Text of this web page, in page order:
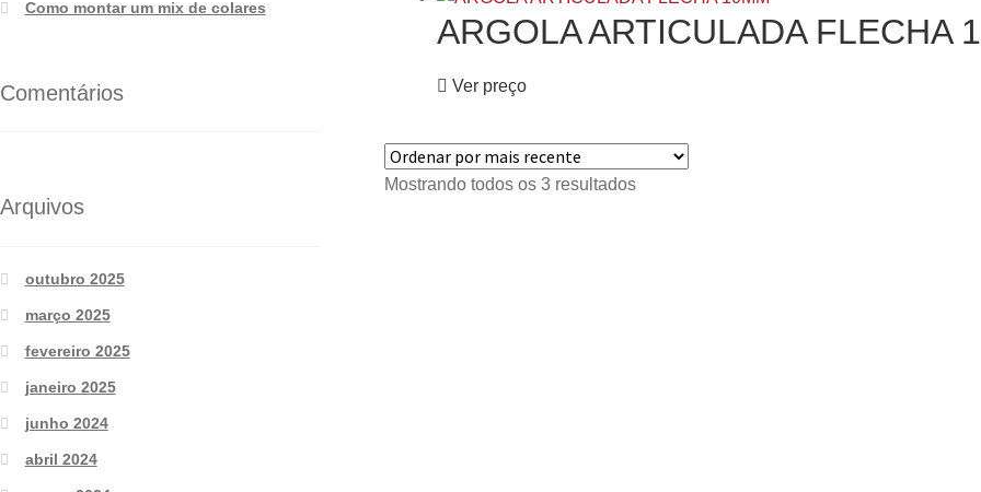
ARGOLA ARTICULADA FLECHA
Ver preço
Mostrando todos os 3 resultados
Como montar um mix de colares
Comentários
Arquivos
outubro 2025
março 2025
fevereiro 2025
janeiro 2025
junho 2024
abril 2024